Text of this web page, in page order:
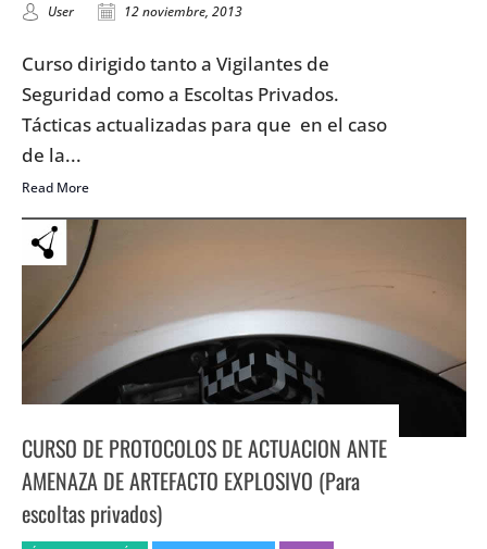
User 12 noviembre, 2013
Curso dirigido tanto a Vigilantes de
Seguridad como a Escoltas Privados.
Tácticas actualizadas para que en el caso
de la...
Read More
CURSO DE PROTOCOLOS DE ACTUACION ANTE
AMENAZA DE ARTEFACTO EXPLOSIVO (Para
escoltas privados)